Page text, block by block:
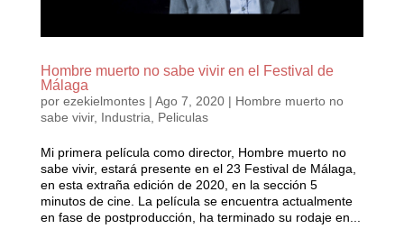
Hombre muerto no sabe vivir en el Festival de
Málaga
por ezekielmontes| Ago 7, 2020| Hombre muerto no
sabe vivir, Industria Peliculas
Mi primera película como director, Hombre muerto no
sabe vivir, estará presente en el 23 Festival de Málaga,
en esta extraña edición de 2020, en la sección 5
minutos de cine. La película se encuentra actualmente
en fase de postproducción, ha terminado su rodaje en...